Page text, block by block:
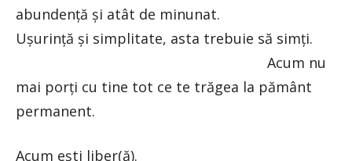
abundență și atât de minunat.
Ușurință și simplitate, asta trebuie să simți.
Acum nu
mai porți cu tine tot ce te trăgea la pământ
permanent.
Acum ești liber(ă).